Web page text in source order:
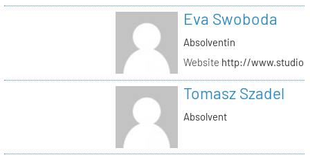
Eva Swoboda
Absolventin
Website http://
Tomasz Szadel
Absolvent